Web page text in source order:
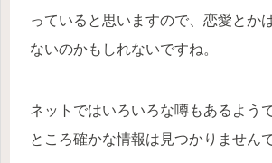
っていると思いますので、恋愛とか
ないのかもしれないですね。
ネットではいろいろな噂もあるよう
ところ確かな情報は見つかりません